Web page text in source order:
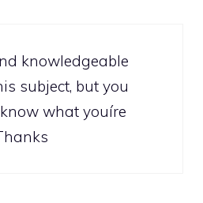
knowledgeable
subject, but you
what youíre